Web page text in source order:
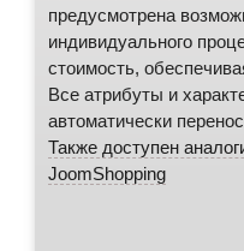
предусмотрена
индивидуального
стоимость,
Все атрибуты и
автоматически
Также доступен
JoomShopping